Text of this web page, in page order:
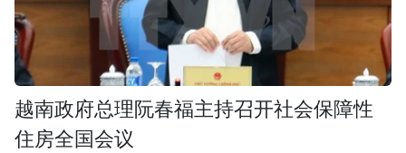
越南政府总理阮春福主持召开社会保障性
住房全国会议